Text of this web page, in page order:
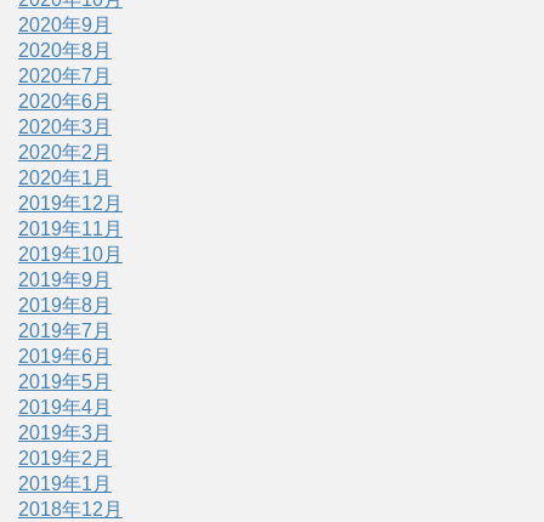
2020年9月
2020年8月
2020年7月
2020年6月
2020年3月
2020年2月
2020年1月
2019年12月
2019年11月
2019年10月
2019年9月
2019年8月
2019年7月
2019年6月
2019年5月
2019年4月
2019年3月
2019年2月
2019年1月
2018年12月